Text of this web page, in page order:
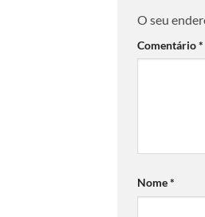
O seu
Comentário*
Nome*